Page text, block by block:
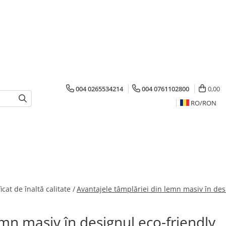
004 0265534214 004 0761102800
0,00
RO/RON
de înaltă calitate /Avantajele tâmplăriei din lemn masiv în
masiv în designul eco-friendly